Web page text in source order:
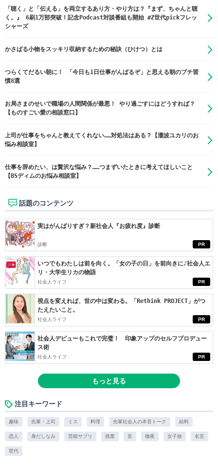
「聴く」と「伝える」を両立するあり方・やり方は？『まず、ちゃんと聴
く。』 6刷1万部突破！記念Podcast対談番組も開始 #Z世代pickフレッ
シャーズ
かさばる小物をスッキリ収納するための秘訣（ひけつ）とは
つらくてだるい朝に！ 「今日も1日仕事がんばるぞ」と思える朝のプチ習
慣8選
お局さまのせいで職場の人間関係が最悪！ やり過ごすにはどうすれば？
【ものすごい愛の相談窓口】
上司が仕事をちゃんと教えてくれない……対処法はある？【瀧波ユカリのお
悩み相談室】
仕事を辞めたい、は贅沢な悩み？……つまずいたときに考えてほしいこと
【BSディムのお悩み相談室】
話題のコンテンツ
PR
実はがんばりすぎ？新社会人『お疲れ度』診断
診断
PR
いつでもわたしは前を向く。「女の子の日」を前向きに♪社会人エ
リ・大学生リカの物語
社会人ライフ
PR
視点を変えれば、世の中は変わる。「Rethink PROJECT」がつ
たえたいこと。
社会人ライフ
PR
社会人デビューもこれで完璧！ 印象アップのセルフプロデュー
ス術
社会人ライフ
もっと見る
注目キーワード
趣味 先輩・上司 ミス 料理 先輩社会人の本音トーク 給料
恋人 身だしなみ 芸能サプリ 残業 音 徹夜 女子旅 名言
世代